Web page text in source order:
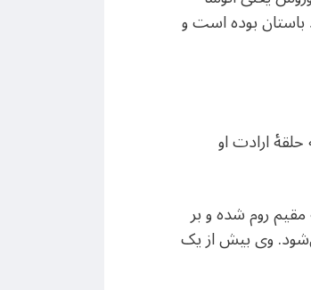
باستان بوده است و
ارادت او
روم شده و بر
وی بیش از یک